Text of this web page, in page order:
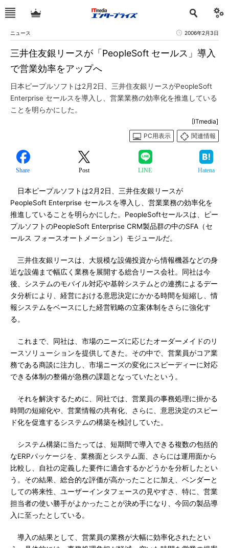
ニュース 2006年2月3日
三井住友銀リースが「PeopleSoft セールス」導入
で営業効率をアップへ
日本ピープルソフトは2月2日、三井住友銀リースがPeopleSoft
Enterprise セールスを導入し、営業業務の効率化を推進している
ことを明らかにした。
[ITmedia]
PC用表示
関連情報
Share Post LINE Hatena
日本ピープルソフトは2月2日、三井住友銀リースが
PeopleSoft Enterprise セールスを導入し、営業業務の効率化を
推進していることを明らかにした。PeopleSoftセールスは、ピー
プルソフトのPeopleSoft Enterprise CRM製品群の中のSFA（セ
ールス フォースオートメーション）モジュールだ。
三井住友銀リースは、大規模な設備投資から情報機器などの身
近な設備まで幅広く業務を展開する総合リース会社。同社は今
後、システムのモバイル対応や基幹システムとの連携によるデー
タ分析により、経営における意思決定にかかる時間を短縮し、情
報システムをベースにした経営戦略の立案体制をさらに強化す
る。
これまで、同社は、市場のニーズに応じたオーダーメイドのリ
ースソリューションを提供してきた。その中で、営業員がコア業
務である商談に注力し、市場ニーズの変化にスピーディーに対応
できる体制の整備が急務の課題となっていたという。
それを解決するために、同社では、営業員の事務処理に掛かる
時間の短縮化や、営業情報の共有化、さらに、意思決定のスピー
ド化を促進するシステムの構築を検討していた。
システム構築に当たっては、短期間で導入できる複数の包括的
なERPパッケージを、業務面とシステム面、さらには運用面から
比較し、自社の定義した要件に適合するかどうかを分析したとい
う。その結果、総合的な評価が高かったことに加え、ベンダーと
しての将来性、ユーザーインタフェースの見やすさ、特に、営業
担当者の使い勝手がよかったことが決め手になり、今回の製品導
入に至ったとしている。
導入の結果として、営業員の業務が大幅に効率化されたとい